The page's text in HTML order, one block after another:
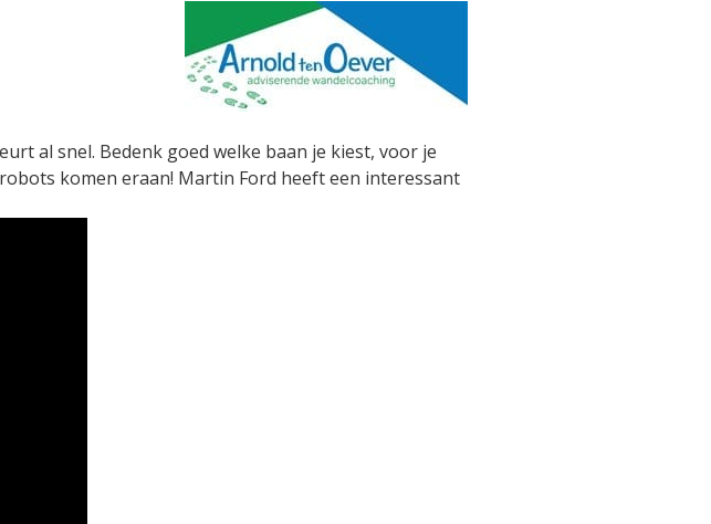
al snel. Bedenk goed welke baan je kiest, voor je
komen eraan! Martin Ford heeft een interessant